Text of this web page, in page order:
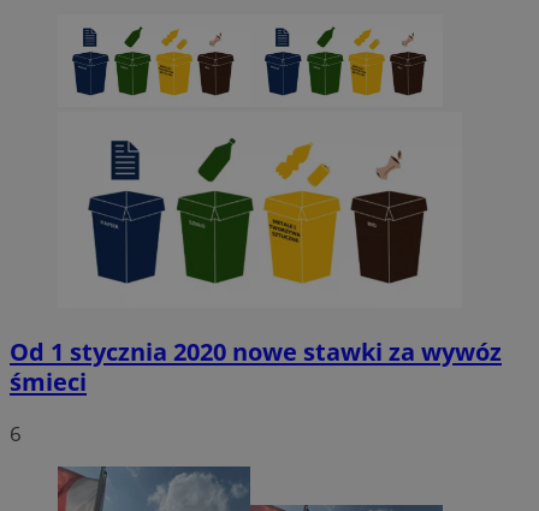
Od 1 stycznia 2020 nowe stawki za wywóz
śmieci
6